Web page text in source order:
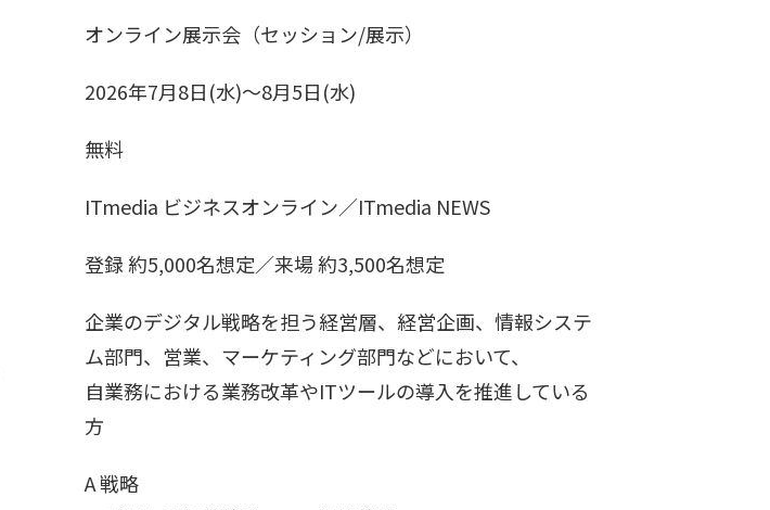
オンライン展示会（セッション/展示）
2026年7月8日(水)～8月5日(水)
無料
ITmedia ビジネスオンライン／ITmedia NEWS
登録 約5,000名想定／来場 約3,500名想定
企業のデジタル戦略を担う経営層、経営企画、情報システ
ム部門、営業、マーケティング部門などにおいて、
自業務における業務改革やITツールの導入を推進している
方
A 戦略